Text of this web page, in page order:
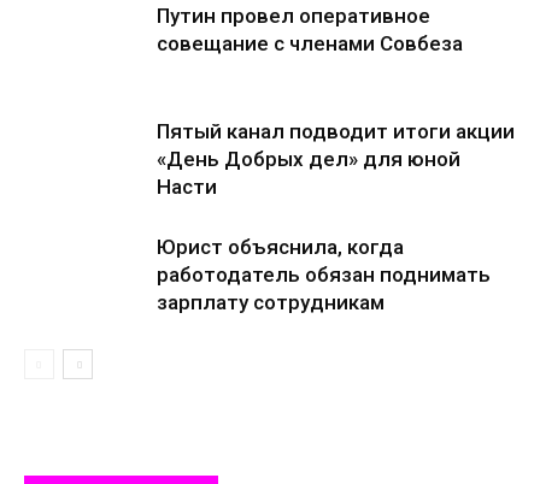
Путин провел оперативное
совещание с членами Совбеза
Пятый канал подводит итоги акции
«День Добрых дел» для юной
Насти
Юрист объяснила, когда
работодатель обязан поднимать
зарплату сотрудникам